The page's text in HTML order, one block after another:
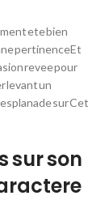
ete bien
pertinenceEt
revee pour
levant un
sur Cet
sur son